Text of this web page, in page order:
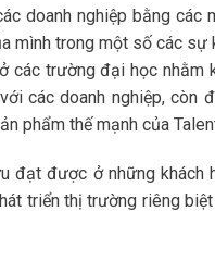
doanh nghiệp bằng các
mình trong một số các
trường đại học nhằm
các doanh nghiệp, còn
phẩm thế mạnh của
đạt được ở những
triển thị trường riêng